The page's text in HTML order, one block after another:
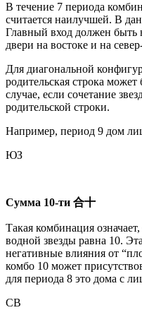
В течение 7 периода
считается наилучшей. В
Главный вход должен быть
двери на востоке и на
Для диагональной
родительская строка
случае, если сочетание
родительской строки.
Например, период 9 дом
ЮЗ
Сумма 10-ти 合十
Такая комбинация
водной звезды равна 10.
негативные влияния от
комбо 10 может
для периода 8 это дома с
СВ